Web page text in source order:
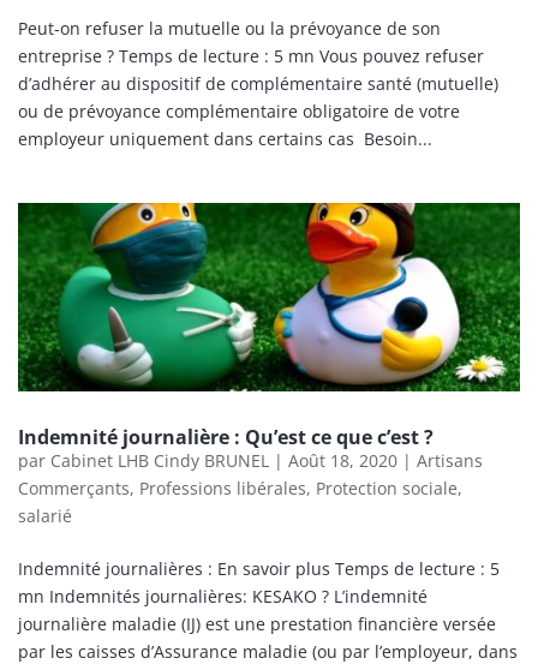
Peut-on refuser la mutuelle ou la prévoyance de son
entreprise ? Temps de lecture : 5 mn Vous pouvez refuser
d’adhérer au dispositif de complémentaire santé (mutuelle)
ou de prévoyance complémentaire obligatoire de votre
employeur uniquement dans certains cas Besoin...
Indemnité journalière : Qu’est ce que c’est ?
par Cabinet LHB Cindy BRUNEL | Août 18, 2020 | Artisans
Commerçants, Professions libérales, Protection sociale,
salarié
Indemnité journalières : En savoir plus Temps de lecture : 5
mn Indemnités journalières: KESAKO ? L’indemnité
journalière maladie (IJ) est une prestation financière versée
par les caisses d’Assurance maladie (ou par l’employeur, dans